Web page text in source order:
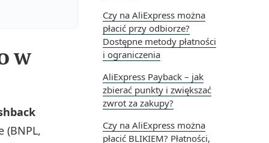
Czy na AliExpress można
płacić przy odbiorze?
Dostępne metody płatności
i ograniczenia
AliExpress Payback – jak
zbierać punkty i zwiększać
zwrot za zakupy?
Czy na AliExpress można
płacić BLIKIEM? Płatności,
w
(BNPL,